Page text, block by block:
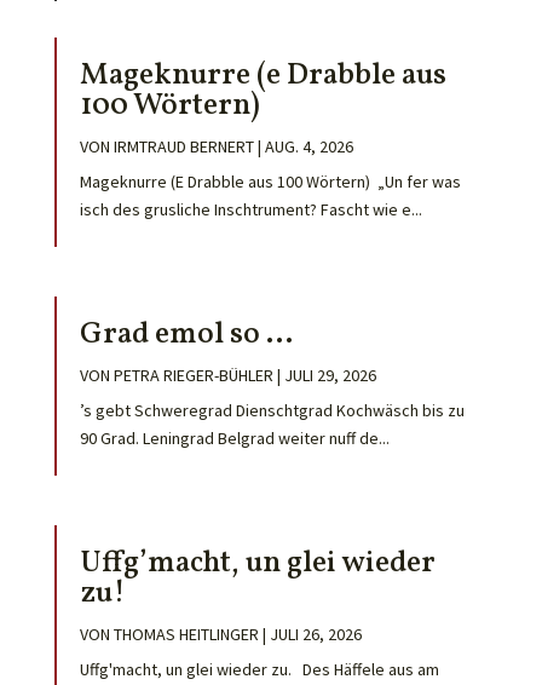
Mageknurre (e Drabble aus
100 Wörtern)
VON IRMTRAUD BERNERT| AUG. 4, 2026
Mageknurre (E Drabble aus 100 Wörtern) „Un fer was
isch des grusliche Inschtrument? Fascht wie e...
Grad emol so …
VON PETRA RIEGER-BÜHLER | JULI 29, 2026
’s gebt Schweregrad Dienschtgrad Kochwäsch bis zu
90 Grad. Leningrad Belgrad weiter nuff de...
Uffg’macht, un glei wieder
zu!
VON THOMAS HEITLINGER | JULI 26, 2026
Uffg'macht, un glei wieder zu. Des Häffele aus am